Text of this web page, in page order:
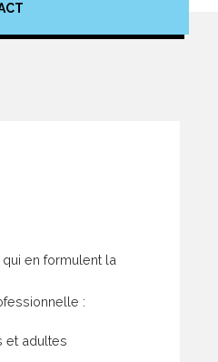
en formulent la
:
et adultes